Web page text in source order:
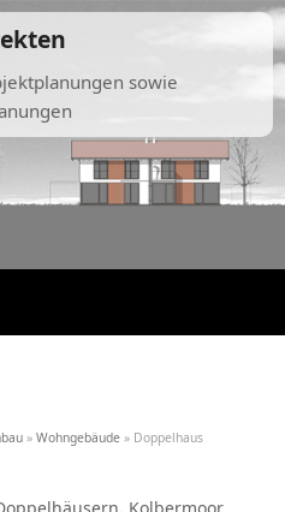
sowie
» Wohngebäude » Doppelhaus